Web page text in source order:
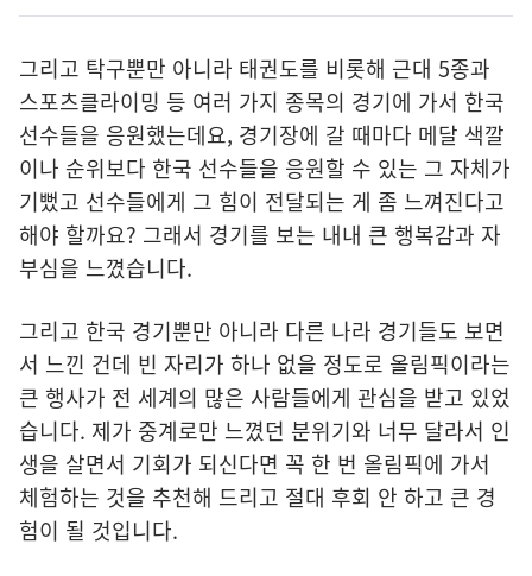
그리고 탁구뿐만 아니라 태권도를 비롯해 근대 5종과
스포츠클라이밍 등 여러 가지 종목의 경기에 가서 한국
선수들을 응원했는데요, 경기장에 갈 때마다 메달 색깔
이나 순위보다 한국 선수들을 응원할 수 있는 그 자체가
기뻤고 선수들에게 그 힘이 전달되는 게 좀 느껴진다고
해야 할까요? 그래서 경기를 보는 내내 큰 행복감과 자
부심을 느꼈습니다.
그리고 한국 경기뿐만 아니라 다른 나라 경기들도 보면
서 느낀 건데 빈 자리가 하나 없을 정도로 올림픽이라는
큰 행사가 전 세계의 많은 사람들에게 관심을 받고 있었
습니다. 제가 중계로만 느꼈던 분위기와 너무 달라서 인
생을 살면서 기회가 되신다면 꼭 한 번 올림픽에 가서
체험하는 것을 추천해 드리고 절대 후회 안 하고 큰 경
험이 될 것입니다.